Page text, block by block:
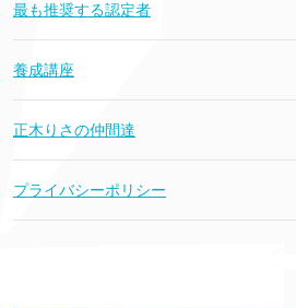
最も推奨する認定者
養成講座
正木りさの仲間達
プライバシーポリシー